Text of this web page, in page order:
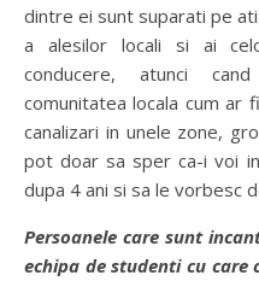
dintre ei sunt suparati pe
a alesilor locali si ai
conducere, atunci
comunitatea locala cum ar
canalizari in unele zone,
pot doar sa sper ca-i voi
dupa 4 ani si sa le vorbesc
Persoanele care sunt
echipa de studenti cu care